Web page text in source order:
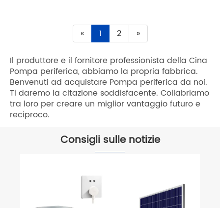
« 1 2 »
Il produttore e il fornitore professionista della Cina
Pompa periferica, abbiamo la propria fabbrica.
Benvenuti ad acquistare Pompa periferica da noi.
Ti daremo la citazione soddisfacente. Collabriamo
tra loro per creare un miglior vantaggio futuro e
reciproco.
Consigli sulle notizie